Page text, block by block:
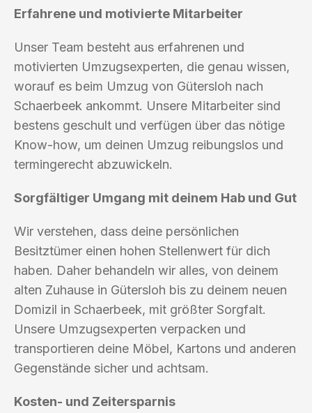
Erfahrene und motivierte Mitarbeiter
Unser Team besteht aus erfahrenen und
motivierten Umzugsexperten, die genau wissen,
worauf es beim Umzug von Gütersloh nach
Schaerbeek ankommt. Unsere Mitarbeiter sind
bestens geschult und verfügen über das nötige
Know-how, um deinen Umzug reibungslos und
termingerecht abzuwickeln.
Sorgfältiger Umgang mit deinem Hab und Gut
Wir verstehen, dass deine persönlichen
Besitztümer einen hohen Stellenwert für dich
haben. Daher behandeln wir alles, von deinem
alten Zuhause in Gütersloh bis zu deinem neuen
Domizil in Schaerbeek, mit größter Sorgfalt.
Unsere Umzugsexperten verpacken und
transportieren deine Möbel, Kartons und anderen
Gegenstände sicher und achtsam.
Kosten- und Zeitersparnis